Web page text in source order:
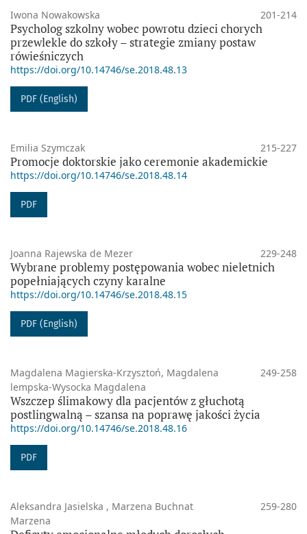
Iwona Nowakowska 201-214
Psycholog szkolny wobec powrotu dzieci chorych
przewlekle do szkoły – strategie zmiany postaw
rówieśniczych
https://doi.org/10.14746/se.2018.48.13
PDF (English)
Emilia Szymczak 215-227
Promocje doktorskie jako ceremonie akademickie
https://doi.org/10.14746/se.2018.48.14
PDF
Joanna Rajewska de Mezer 229-248
Wybrane problemy postępowania wobec nieletnich
popełniających czyny karalne
https://doi.org/10.14746/se.2018.48.15
PDF (English)
Magdalena Magierska-Krzysztoń, Magdalena
lempska-Wysocka Magdalena
249-258
Wszczep ślimakowy dla pacjentów z głuchotą
postlingwalną – szansa na poprawę jakości życia
https://doi.org/10.14746/se.2018.48.16
PDF
Aleksandra Jasielska , Marzena Buchnat
Marzena
259-280